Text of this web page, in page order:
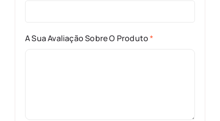
A Sua Avaliação Sobre O Produto*